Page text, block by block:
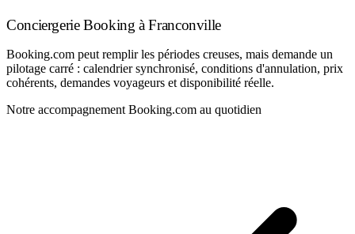
Conciergerie Booking à Franconville
Booking.com peut remplir les périodes creuses, mais demande un
pilotage carré : calendrier synchronisé, conditions d'annulation, prix
cohérents, demandes voyageurs et disponibilité réelle.
Notre accompagnement Booking.com au quotidien